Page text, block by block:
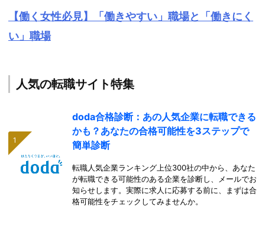
【働く女性必見】「働きやすい」職場と「働きにく
い」職場
人気の転職サイト特集
doda合格診断：あの人気企業に転職できる
かも？あなたの合格可能性を3ステップで
簡単診断
転職人気企業ランキング上位300社の中から、あなた
が転職できる可能性のある企業を診断し、メールでお
知らせします。実際に求人に応募する前に、まずは合
格可能性をチェックしてみませんか。